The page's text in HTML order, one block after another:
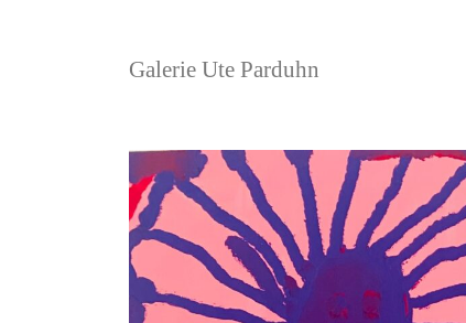
Galerie Ute Parduhn